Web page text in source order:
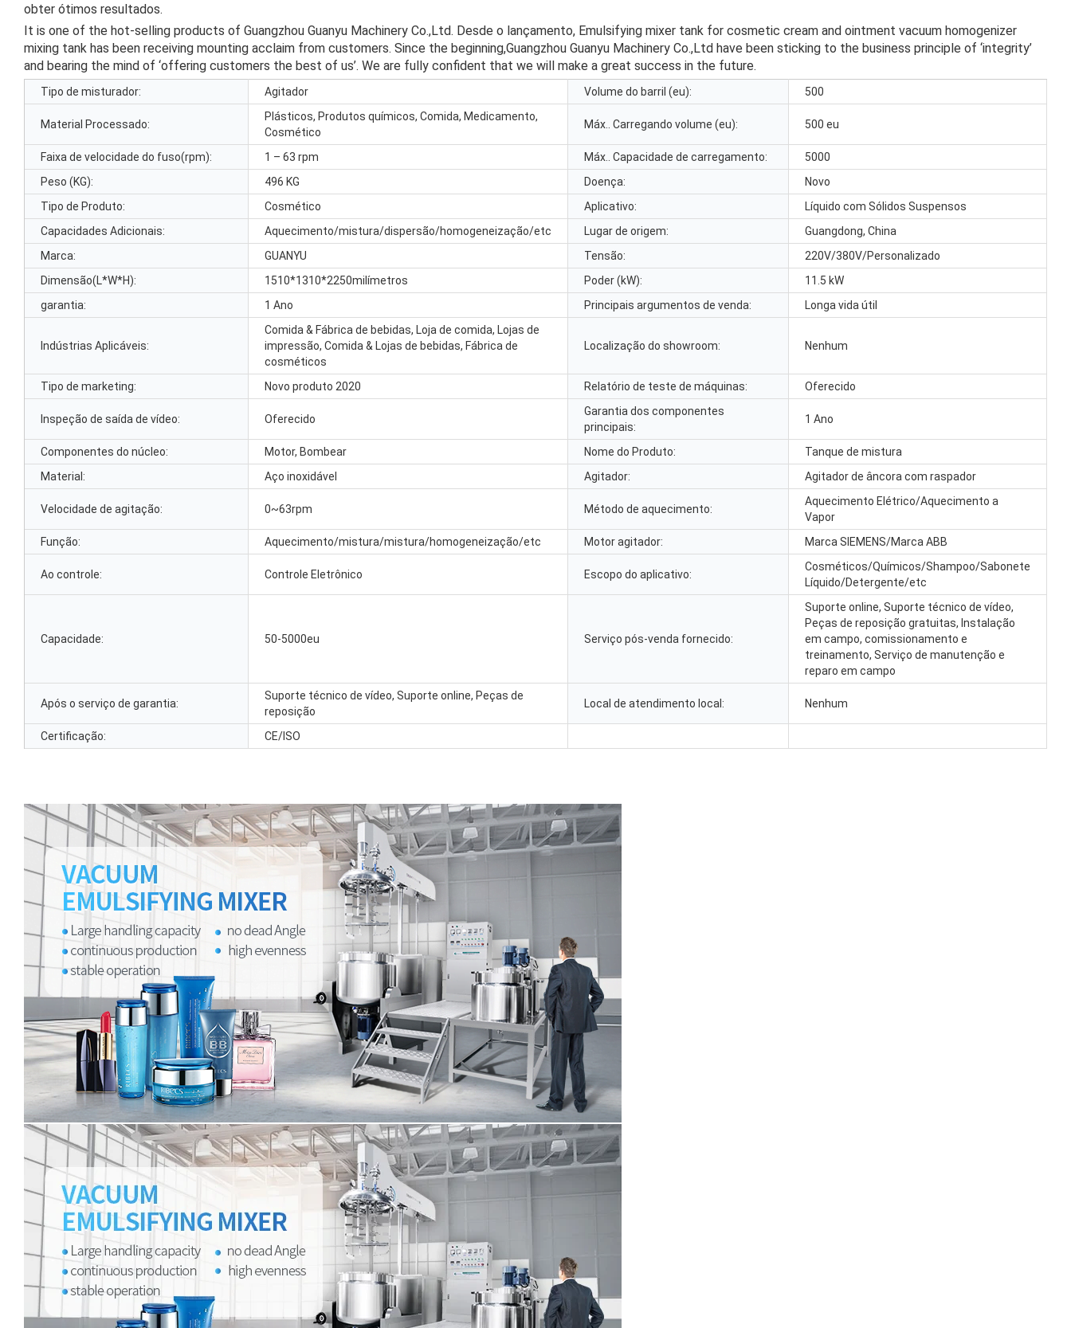
obter ótimos resultados.
It is one of the hot-selling products of Guangzhou Guanyu Machinery Co.,Ltd. Desde o lançamento, Emulsifying mixer tank for cosmetic cream and ointment vacuum homogenizer
mixing tank has been receiving mounting acclaim from customers. Since the beginning,Guangzhou Guanyu Machinery Co.,Ltd have been sticking to the business principle of ‘integrity’
and bearing the mind of ‘offering customers the best of us’. We are fully confident that we will make a great success in the future.
Tipo de misturador: Agitador Volume do barril (eu): 500
Material Processado:
Plásticos, Produtos químicos, Comida, Medicamento,
Cosmético
Máx.. Carregando volume (eu): 500 eu
Faixa de velocidade do fuso(rpm): 1 – 63 rpm Máx.. Capacidade de carregamento:
5000
Peso (KG):
496 KG Doença:
Novo
Tipo de Produto:
Cosmético Aplicativo:
Líquido com Sólidos Suspensos
Capacidades Adicionais:
Aquecimento/mistura/dispersão/homogeneização/etc Lugar de origem:
Guangdong, China
Marca:
GUANYU Tensão:
220V/380V/Personalizado
Dimensão(L*W*H):
1510*1310*2250milímetros Poder (kW):
11.5 kW
garantia:
1 Ano Principais argumentos de venda: Longa vida útil
Indústrias Aplicáveis:
Comida & Fábrica de bebidas, Loja de comida, Lojas de
impressão, Comida & Lojas de bebidas, Fábrica de
cosméticos
Localização do showroom: Nenhum
Tipo de marketing: Novo produto 2020 Relatório de teste de máquinas: Oferecido
Inspeção de saída de vídeo: Oferecido
Garantia dos componentes
principais:
1 Ano
Componentes do núcleo: Motor, Bombear Nome do Produto:
Tanque de mistura
Material:
Aço inoxidável Agitador: Agitador de âncora com raspador
Velocidade de agitação: 0~63rpm Método de aquecimento:
Aquecimento Elétrico/Aquecimento a
Vapor
Função:
Aquecimento/mistura/mistura/homogeneização/etc Motor agitador: Marca SIEMENS/Marca ABB
Ao controle: Controle Eletrônico Escopo do aplicativo:
Cosméticos/Químicos/Shampoo/Sabonete
Líquido/Detergente/etc
Capacidade: 50-5000eu Serviço pós-venda fornecido:
Suporte online, Suporte técnico de vídeo,
Peças de reposição gratuitas, Instalação
em campo, comissionamento e
treinamento, Serviço de manutenção e
reparo em campo
Após o serviço de garantia:
Suporte técnico de vídeo, Suporte online, Peças de
reposição
Local de atendimento local: Nenhum
Certificação: CE/ISO